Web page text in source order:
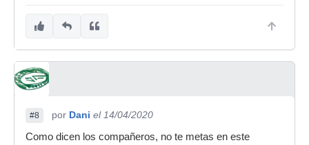
#8 por Dani el 14/04/2020
Como dicen los compañeros, no te metas en este